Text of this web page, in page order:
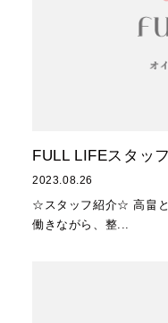
FULL LIFEスタッ
2023.08.26
☆スタッフ紹介☆ 高畠
働きながら、整...